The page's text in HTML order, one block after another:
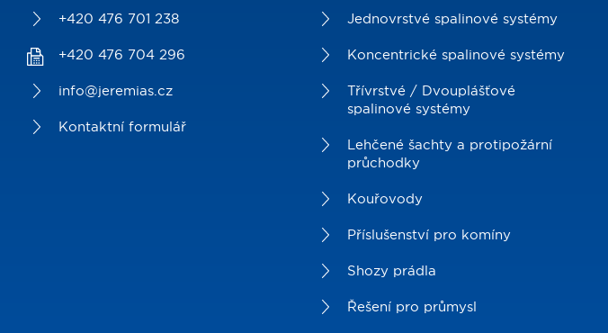
+420 476 701 238
+420 476 704 296
info@jeremias.cz
Kontaktní formulář
Jednovrstvé spalinové systémy
Koncentrické spalinové systémy
Třívrstvé / Dvouplášťové
spalinové systémy
Lehčené šachty a protipožární
průchodky
Kouřovody
Příslušenství pro komíny
Shozy prádla
Řešení pro průmysl